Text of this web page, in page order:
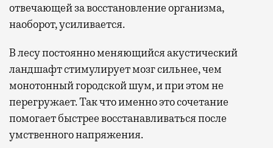
отвечающей за восстановление организма,
наоборот, усиливается.
В лесу постоянно меняющийся акустический
ландшафт стимулирует мозг сильнее, чем
монотонный городской шум, и при этом не
перегружает. Так что именно это сочетание
помогает быстрее восстанавливаться после
умственного напряжения.